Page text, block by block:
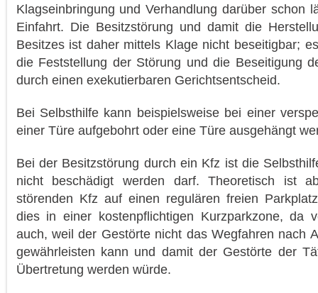
Klagseinbringung und Verhandlung darüber schon
Einfahrt. Die Besitzstörung und damit die
Besitzes ist daher mittels Klage nicht beseitigbar;
die Feststellung der Störung und die Beseitigung
durch einen exekutierbaren Gerichtsentscheid.
Bei Selbsthilfe kann beispielsweise bei einer
einer Türe aufgebohrt oder eine Türe ausgehängt
Bei der Besitzstörung durch ein Kfz ist die
nicht beschädigt werden darf. Theoretisch ist
störenden Kfz auf einen regulären freien
dies in einer kostenpflichtigen Kurzparkzone, da
auch, weil der Gestörte nicht das Wegfahren nach
gewährleisten kann und damit der Gestörte der
Übertretung werden würde.